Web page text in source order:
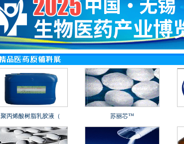
聚丙烯酸树脂乳胶液（ 苏丽芯™